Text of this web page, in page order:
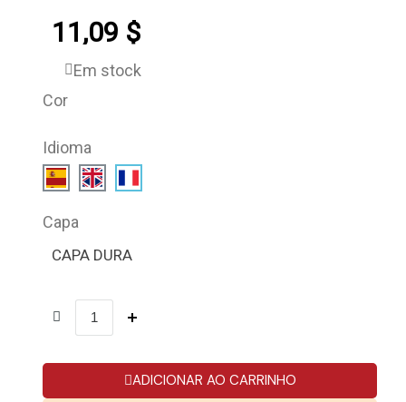
11,09 $
Em stock
Cor
Idioma
Capa
CAPA DURA
ADICIONAR AO CARRINHO